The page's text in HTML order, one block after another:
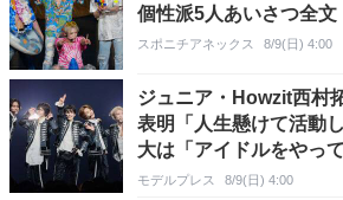
個性派5人あいさつ全文
スポニチアネックス 8/9(日) 4:00
ジュニア・Howzit西村
表明「人生懸けて活動
大は「アイドルをやっ
拶ほぼ全文／Howzit
モデルプレス 8/9(日) 4:00